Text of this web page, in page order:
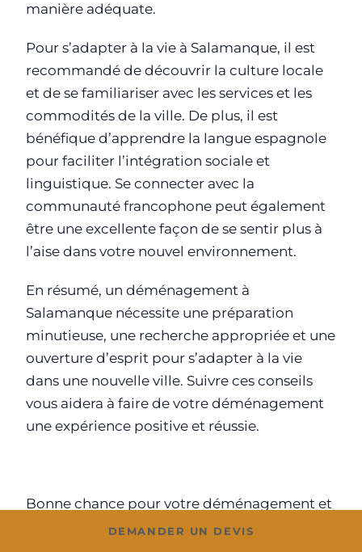
manière adéquate.
Pour s’adapter à la vie à Salamanque, il est
recommandé de découvrir la culture locale
et de se familiariser avec les services et les
commodités de la ville. De plus, il est
bénéfique d’apprendre la langue espagnole
pour faciliter l’intégration sociale et
linguistique. Se connecter avec la
communauté francophone peut également
être une excellente façon de se sentir plus à
l’aise dans votre nouvel environnement.
En résumé, un déménagement à
Salamanque nécessite une préparation
minutieuse, une recherche appropriée et une
ouverture d’esprit pour s’adapter à la vie
dans une nouvelle ville. Suivre ces conseils
vous aidera à faire de votre déménagement
une expérience positive et réussie.
Bonne chance pour votre déménagement et
profitez de votre nouvelle vie à Salamanque !
DEMANDER UN DEVIS